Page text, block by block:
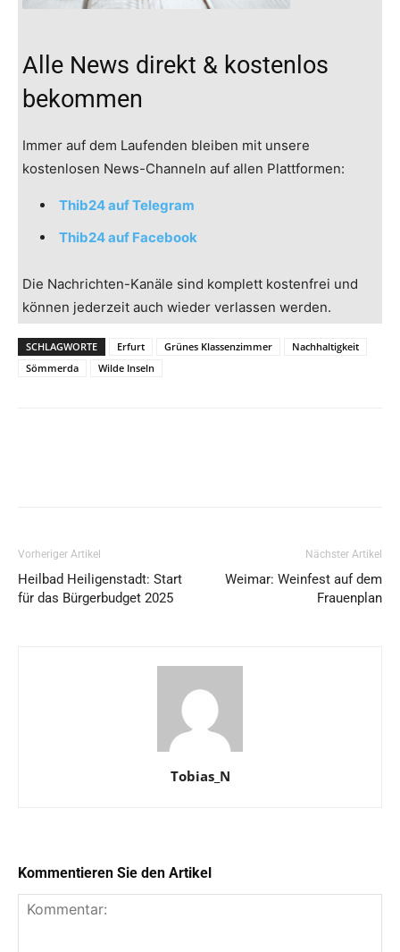
Alle News direkt & kostenlos
bekommen
Immer auf dem Laufenden bleiben mit unsere
kostenlosen News-Channeln auf allen Plattformen:
Thib24 auf Telegram
Thib24 auf Facebook
Die Nachrichten-Kanäle sind komplett kostenfrei und
können jederzeit auch wieder verlassen werden.
SCHLAGWORTE Erfurt Grünes Klassenzimmer
Nachhaltigkeit
Sömmerda
Wilde Inseln
Vorheriger Artikel
Heilbad Heiligenstadt: Start
für das Bürgerbudget 2025
Nächster Artikel
Weimar: Weinfest auf dem
Frauenplan
Tobias_N
Kommentieren Sie den Artikel